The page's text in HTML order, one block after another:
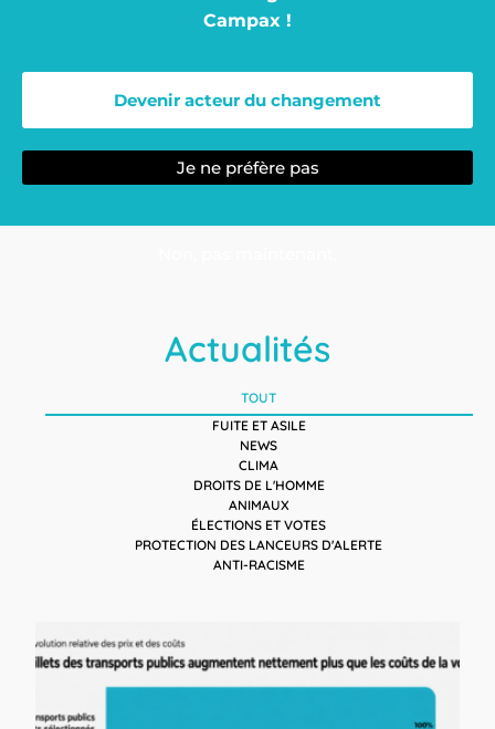
Campax !
Devenir acteur du changement
Je ne préfère pas
Actualités
TOUT
FUITE ET ASILE
NEWS
CLIMA
DROITS DE L'HOMME
ANIMAUX
ÉLECTIONS ET VOTES
PROTECTION DES LANCEURS D'ALERTE
ANTI-RACISME